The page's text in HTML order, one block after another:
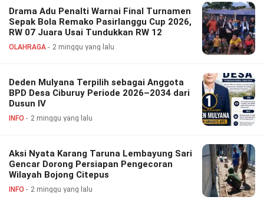
Drama Adu Penalti Warnai Final Turnamen
Sepak Bola Remako Pasirlanggu Cup 2026,
RW 07 Juara Usai Tundukkan RW 12
OLAHRAGA 2 minggu yang lalu
Deden Mulyana Terpilih sebagai Anggota
BPD Desa Ciburuy Periode 2026–2034 dari
Dusun IV
INFO 2 minggu yang lalu
Aksi Nyata Karang Taruna Lembayung Sari
Gencar Dorong Persiapan Pengecoran
Wilayah Bojong Citepus
INFO 2 minggu yang lalu